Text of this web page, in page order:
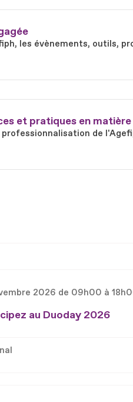
les évènements, outils,
et pratiques en
de
2026 de 09h00 à
au Duoday 2026